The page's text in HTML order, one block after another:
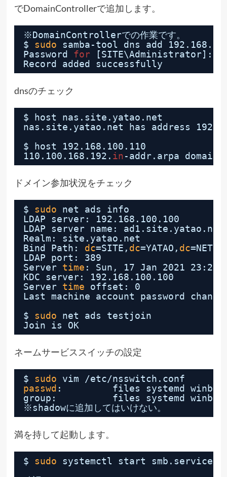
でDomainControllerで追加します。
※DomainControllerでの作業です。
$ sudo
samba-tool dns add
Password for
[SITE\Administrator]:
Record added successfully
dnsのチェック
$ host nas.site.yatao.net
nas.site.yatao.net has address
$ host 192.168.100.110
110.100.168.192. in-addr.arpa
ドメイン参加状況をチェック
$ sudo
net ads info
LDAP server: 192.168.100.100
LDAP server name: ad1.site.yatao.net
Realm: site.yatao.net
Bind Path: dc=SITE, dc=YATAO, dc=NET
LDAP port: 389
Server time : Sun, 17 Jan 2021
KDC server: 192.168.100.100
Server time
offset: 0
Last machine account password
$ sudo
net ads testjoin
Join is OK
ネームサービススイッチの設定
$ sudo vim /etc/nsswitch .conf
passwd :         files systemd
group:          files systemd
※shadowに追加してはいけない。
満を持して起動します。
$ sudo
systemctl start smb.service